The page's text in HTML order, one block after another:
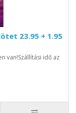
23.95 + 1.95
van!Szállítási idő az